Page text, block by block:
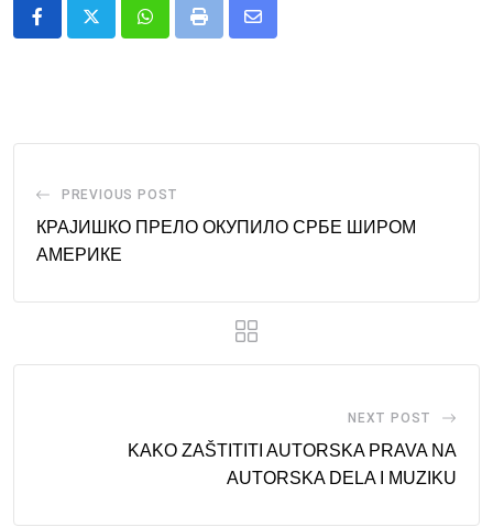
Whatsapp
Print
Share
PREVIOUS POST
КРАЈИШКО ПРЕЛО ОКУПИЛО СРБЕ ШИРОМ
АМЕРИКЕ
NEXT POST
KAKO ZAŠTITITI AUTORSKA PRAVA NA
AUTORSKA DELA I MUZIKU